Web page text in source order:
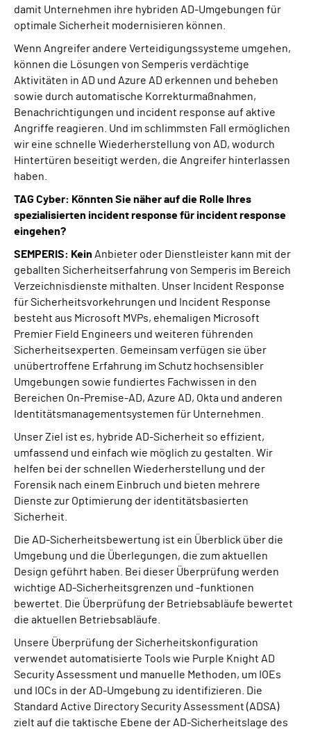
damit Unternehmen ihre hybriden AD-Umgebungen für
optimale Sicherheit modernisieren können.
Wenn Angreifer andere Verteidigungssysteme umgehen,
können die Lösungen von Semperis verdächtige
Aktivitäten in AD und Azure AD erkennen und beheben
sowie durch automatische Korrekturmaßnahmen,
Benachrichtigungen und incident response auf aktive
Angriffe reagieren. Und im schlimmsten Fall ermöglichen
wir eine schnelle Wiederherstellung von AD, wodurch
Hintertüren beseitigt werden, die Angreifer hinterlassen
haben.
TAG Cyber: Könnten Sie näher auf die Rolle Ihres
spezialisierten incident response für incident response
eingehen?
SEMPERIS: Kein Anbieter oder Dienstleister kann mit der
geballten Sicherheitserfahrung von Semperis im Bereich
Verzeichnisdienste mithalten. Unser Incident Response
für Sicherheitsvorkehrungen und Incident Response
besteht aus Microsoft MVPs, ehemaligen Microsoft
Premier Field Engineers und weiteren führenden
Sicherheitsexperten. Gemeinsam verfügen sie über
unübertroffene Erfahrung im Schutz hochsensibler
Umgebungen sowie fundiertes Fachwissen in den
Bereichen On-Premise-AD, Azure AD, Okta und anderen
Identitätsmanagementsystemen für Unternehmen.
Unser Ziel ist es, hybride AD-Sicherheit so effizient,
umfassend und einfach wie möglich zu gestalten. Wir
helfen bei der schnellen Wiederherstellung und der
Forensik nach einem Einbruch und bieten mehrere
Dienste zur Optimierung der identitätsbasierten
Sicherheit.
Die AD-Sicherheitsbewertung ist ein Überblick über die
Umgebung und die Überlegungen, die zum aktuellen
Design geführt haben. Bei dieser Überprüfung werden
wichtige AD-Sicherheitsgrenzen und -funktionen
bewertet. Die Überprüfung der Betriebsabläufe bewertet
die aktuellen Betriebsabläufe.
Unsere Überprüfung der Sicherheitskonfiguration
verwendet automatisierte Tools wie Purple Knight AD
Security Assessment und manuelle Methoden, um IOEs
und IOCs in der AD-Umgebung zu identifizieren. Die
Standard Active Directory Security Assessment (ADSA)
zielt auf die taktische Ebene der AD-Sicherheitslage des